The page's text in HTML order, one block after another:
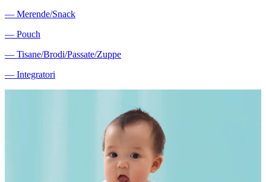
― Merende/Snack
― Pouch
― Tisane/Brodi/Passate/Zuppe
― Integratori